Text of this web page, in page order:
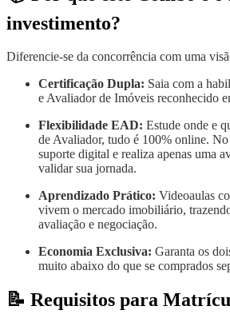
investimento?
Diferencie-se da concorrência com uma
Certificação Dupla: Saia com a
e Avaliador de Imóveis reconhecido
Flexibilidade EAD: Estude onde e
de Avaliador, tudo é 100% online.
suporte digital e realiza apenas uma
validar sua jornada.
Aprendizado Prático: Videoaulas
vivem o mercado imobiliário,
avaliação e negociação.
Economia Exclusiva: Garanta os
muito abaixo do que se comprados
📝 Requisitos para